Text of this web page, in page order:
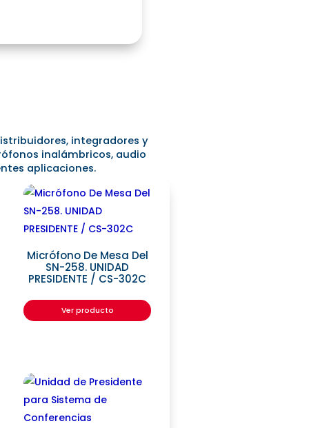
integradores y
inalámbricos, audio
aplicaciones.
Micrófono De Mesa Del
SN-258. UNIDAD
PRESIDENTE / CS-302C
Ver producto